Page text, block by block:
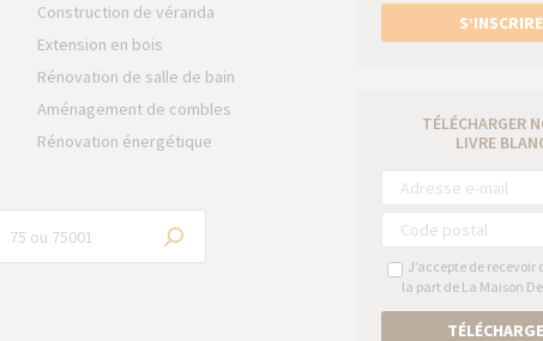
Construction de véranda
Extension en bois
Rénovation de salle de bain
Aménagement de combles
Rénovation énergétique
S’INSCRIRE
TÉLÉCHARGER
LIVRE
J’accepte de recevoir
la part de La Maison